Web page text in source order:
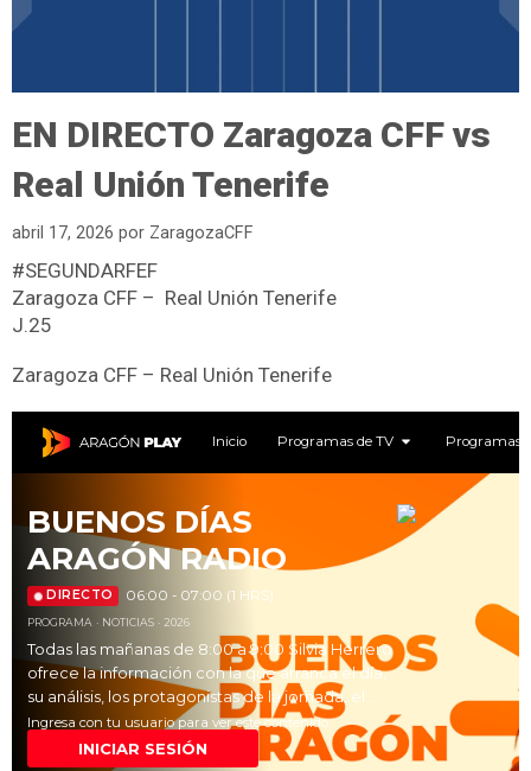
EN DIRECTO Zaragoza CFF vs
Real Unión Tenerife
abril 17, 2026 por ZaragozaCFF
#SEGUNDARFEF
Zaragoza CFF – Real Unión Tenerife
J.25
Zaragoza CFF – Real Unión Tenerife